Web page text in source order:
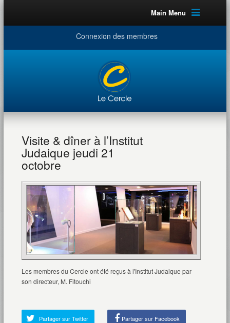
Main Menu
Connexion des membres
Visite & dîner à l’Institut
Judaique jeudi 21
octobre
Les membres du Cercle ont été reçus à l'Institut Judaique par
son directeur, M. Fitouchi
Partager sur Twitter Partager sur Facebook